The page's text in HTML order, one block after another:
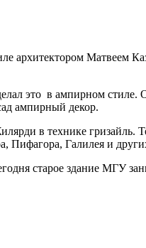
архитектором Матвеем
это в ампирном стиле.
ампирный декор.
в технике гризайль.
Пифагора, Галилея и
старое здание МГУ